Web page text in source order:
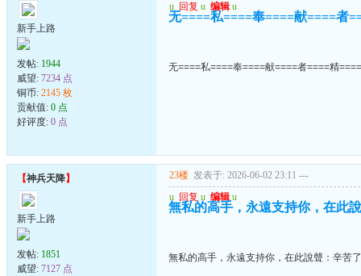
新手上路
发帖: 1944
威望: 7234 点
铜币: 2145 枚
贡献值: 0 点
好评度: 0 点
u 回复 u 编辑 u
无====私====奉====献====者
无====私====奉====献====者====精
【神兵天降】
新手上路
发帖: 1851
威望: 7127 点
23楼 发表于: 2026-06-02 23:11 ---
u 回复 u 编辑 u
無私的高手，永遠支持你，在此
無私的高手，永遠支持你，在此說聲：辛苦了